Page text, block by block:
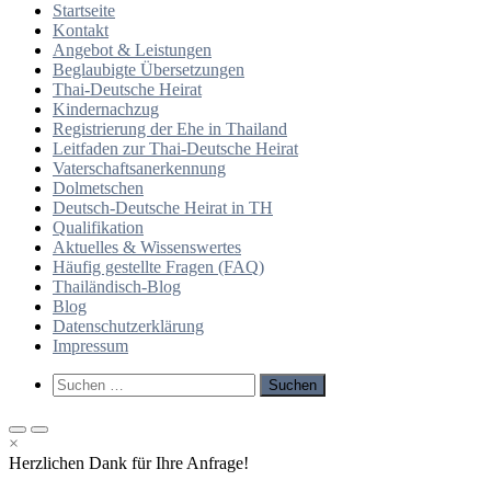
Startseite
Kontakt
Angebot & Leistungen
Beglaubigte Übersetzungen
Thai-Deutsche Heirat
Kindernachzug
Registrierung der Ehe in Thailand
Leitfaden zur Thai-Deutsche Heirat
Vaterschaftsanerkennung
Dolmetschen
Deutsch-Deutsche Heirat in TH
Qualifikation
Aktuelles & Wissenswertes
Häufig gestellte Fragen (FAQ)
Thailändisch-Blog
Blog
Datenschutzerklärung
Impressum
Such-
Formular
Suchen
nach:
Primäres
Menü
für
Primäres
Menü
für
×
Herzlichen Dank für Ihre Anfrage!